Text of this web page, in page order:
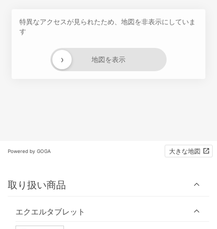
特異なアクセスが見られたため、地図を非表示にしていま
す
地図を表示
›
Powered by GOGA 大きな地図
取り扱い商品
エクエルタブレット